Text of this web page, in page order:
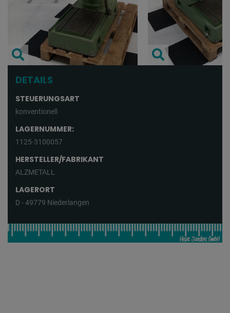
DETAILS
STEUERUNGSART
konventionell
LAGERNUMMER:
1125-3100057
HERSTELLER/FABRIKANT
ALZMETALL
LAGERORT
D - 49779 Niederlangen